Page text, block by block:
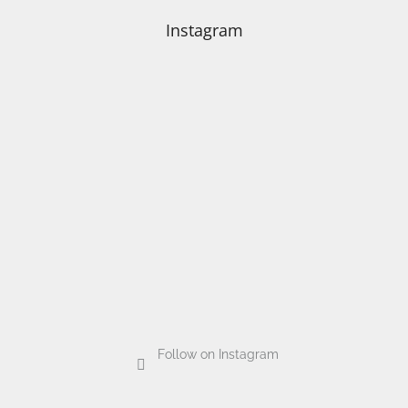
Instagram
Follow on Instagram